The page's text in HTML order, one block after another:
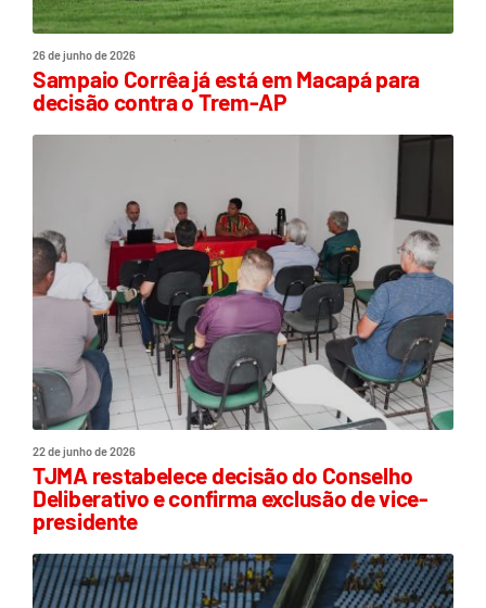
26 de junho de 2026
Sampaio Corrêa já está em Macapá para
decisão contra o Trem-AP
22 de junho de 2026
TJMA restabelece decisão do Conselho
Deliberativo e confirma exclusão de vice-
presidente